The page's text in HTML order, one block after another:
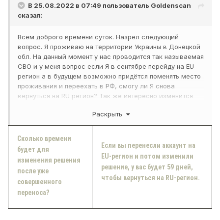
В 25.08.2022 в 07:49 пользователь Goldenscan
сказал:
Всем доброго времени суток. Назрел следующий
вопрос. Я проживаю на территории Украины в Донецкой
обл. На данный момент у нас проводится так называемая
СВО и у меня вопрос если Я в сентябре перейду на EU
регион а в будущем возможно придётся поменять место
проживания и переехать в РФ, смогу ли Я снова
вернуться на RU регион? Так же интересно изменится
ранее спасибо. Всем добра!
Раскрыть
Сколько времени
будет для
изменения решения
после уже
совершенного
переноса?
Если вы перенесли аккаунт на
EU-регион и потом изменили
решение, у вас будет 59 дней,
чтобы вернуться на RU-регион.